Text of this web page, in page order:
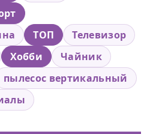
ТОП
Телевизор
Хобби
Чайник
пылесос вертикальный